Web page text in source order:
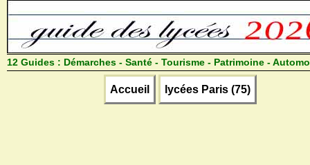
12 Guides : Démarches - Santé - Tourisme - Patrimoine -
Accueil lycées Paris (75)